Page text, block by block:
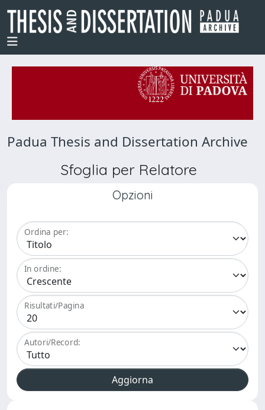
Padua Thesis and Dissertation Archive
Sfoglia per Relatore
Opzioni
Ordina per:
In ordine:
Risultati/Pagina
Autori/Record: